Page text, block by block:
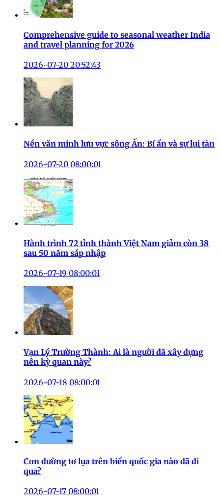
Comprehensive guide to seasonal weather India
and travel planning for 2026
2026-07-20 20:52:43
Nền văn minh lưu vực sông Ấn: Bí ẩn và sự lụi tàn
2026-07-20 08:00:01
Hành trình 72 tỉnh thành Việt Nam giảm còn 38
sau 50 năm sáp nhập
2026-07-19 08:00:01
Vạn Lý Trường Thành: Ai là người đã xây dựng
nên kỳ quan này?
2026-07-18 08:00:01
Con đường tơ lụa trên biển quốc gia nào đã đi
qua?
2026-07-17 08:00:01